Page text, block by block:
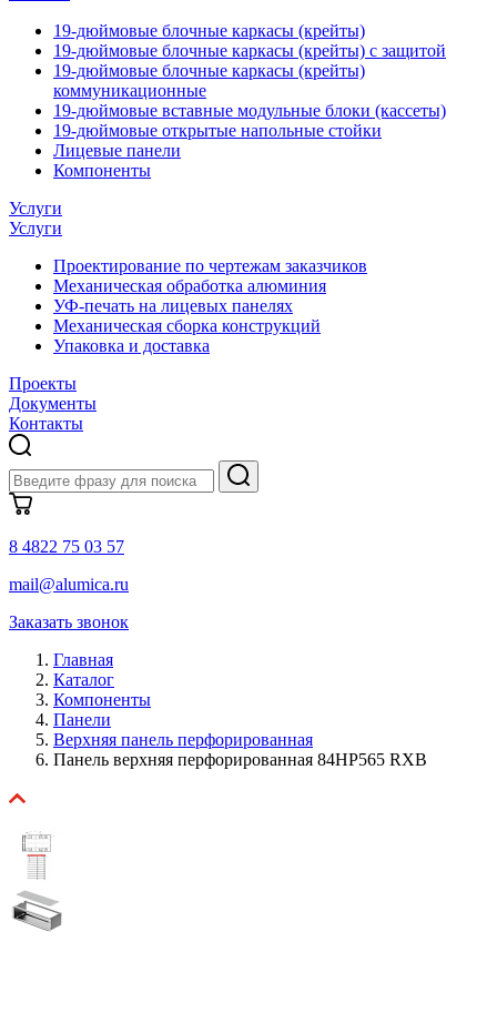
19-дюймовые блочные каркасы (крейты)
19-дюймовые блочные каркасы (крейты) с защитой
19-дюймовые блочные каркасы (крейты)
коммуникационные
19-дюймовые вставные модульные блоки (кассеты)
19-дюймовые открытые напольные стойки
Лицевые панели
Компоненты
Услуги
Услуги
Проектирование по чертежам заказчиков
Механическая обработка алюминия
УФ-печать на лицевых панелях
Механическая сборка конструкций
Упаковка и доставка
Проекты
Документы
Контакты
8 4822 75 03 57
mail@alumica.ru
Заказать звонок
Главная
Каталог
Компоненты
Панели
Верхняя панель перфорированная
Панель верхняя перфорированная 84HP565 RXB